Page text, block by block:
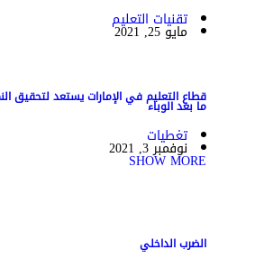
تقنيات التعليم
مايو 25, 2021
قطاع التعليم في الإمارات يستعد لتحقيق
ما بعد الوباء
تغطيات
نوفمبر 3, 2021
SHOW MORE
الضرب الداخلي